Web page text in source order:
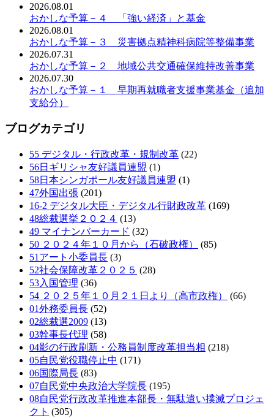
2026.08.01
おかしな予算－４ 「強い経済」と基金
2026.08.01
おかしな予算－３ 災害拠点精神科病院等整備事業
2026.07.31
おかしな予算－２ 地域公共交通確保維持改善事業
2026.07.30
おかしな予算－１ 早期再就職者支援事業基金（追加
支給分）
ブログカテゴリ
55 デジタル・行政改革・規制改革 (22)
56日ギリシャ友好議員連盟 (1)
58日本シンガポール友好議員連盟 (1)
47外国出張 (201)
16-2 デジタル大臣・デジタル行財政改革 (169)
48総裁選挙２０２４ (13)
49 マイナンバーカード (32)
50 ２０２４年１０月から（石破政権）
(85)
51アート小委員長 (3)
52社会保障改革２０２５ (28)
53入国管理 (36)
54 ２０２５年１０月２１日より（高市政権）
(66)
01外務委員長 (52)
02総裁選2009 (13)
03幹事長代理 (58)
04影の行政刷新・公務員制度改革担当相 (218)
05自民党役職停止中 (171)
06国際局長 (83)
07自民党中央政治大学院長 (195)
08自民党行政改革推進本部長・無駄遣い撲滅プロジェ
クト (305)